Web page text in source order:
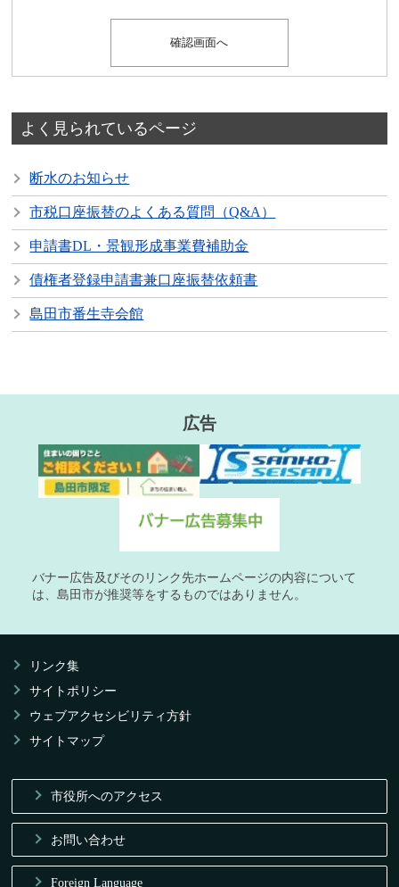
よく見られているページ
断水のお知らせ
市税口座振替のよくある質問（Q&A）
申請書DL・景観形成事業費補助金
債権者登録申請書兼口座振替依頼書
島田市番生寺会館
広告
バナー広告及びそのリンク先ホームページの内容について
は、島田市が推奨等をするものではありません。
リンク集
サイトポリシー
ウェブアクセシビリティ方針
サイトマップ
市役所へのアクセス
お問い合わせ
Foreign Language